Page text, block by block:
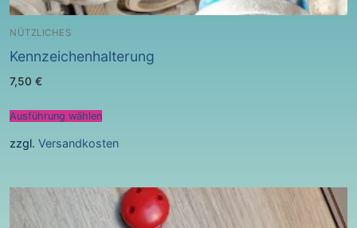
NÜTZLICHES
Kennzeichenhalterung
7,50 €
Ausführung wählen
zzgl. Versandkosten